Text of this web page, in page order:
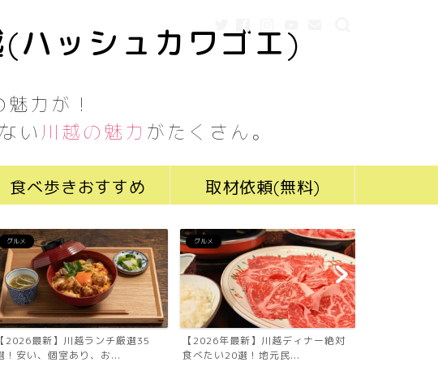
ハッシュカワゴエ)
力が！
い 川越の魅力 がたくさん。
食べ歩きおすすめ 取材依頼(無料)
グルメ
【2026最新】川越ランチ厳選35
！安い、個室あり、お...
グルメ
【2026年最新】川越ディナー絶対
食べたい20選！地元民...